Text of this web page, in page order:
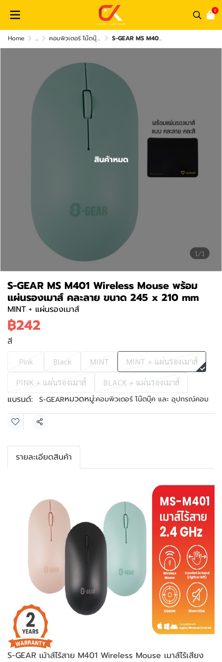
0
Home ... คอมพิวเตอร์ โน๊ตบุ๊ค และ อุปกรณ์คอม S-GEAR MS M401 Wireless Mouse พร้อม แผ่นรองเมาส์ คละลาย ขนาด 245 x 210 mm
1/1
สินค้าหมด
S-GEAR MS M401 Wireless Mouse พร้อม
แผ่นรองเมาส์ คละลาย ขนาด 245 x 210 mm
MINT + แผ่นรองเมาส์
฿242
สี
Pink Black MINT
MINT + แผ่นรองเมาส์
PINK + แผ่นรองเมาส์
BLACK + แผ่นรองเมาส์
แบรนด์: S-GEARหมวดหมู่:คอมพิวเตอร์ โน๊ตบุ๊ค และ อุปกรณ์คอม
แชร์
รายละเอียดสินค้า
S-GEAR เม้าส์ไร้สาย M401 Wireless Mouse เมาส์ไร้เสียง